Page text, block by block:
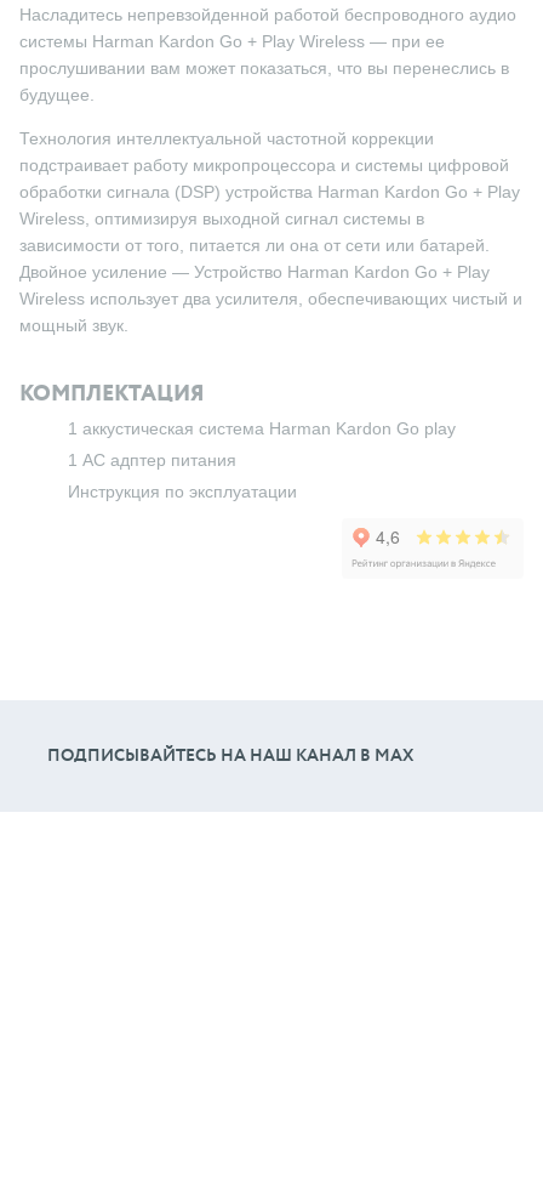
Насладитесь непревзойденной работой беспроводного аудио
системы Harman Kardon Go + Play Wireless — при ее
прослушивании вам может показаться, что вы перенеслись в
будущее.
Технология интеллектуальной частотной коррекции
подстраивает работу микропроцессора и системы цифровой
обработки сигнала (DSP) устройства Harman Kardon Go + Play
Wireless, оптимизируя выходной сигнал системы в
зависимости от того, питается ли она от сети или батарей.
Двойное усиление — Устройство Harman Kardon Go + Play
Wireless использует два усилителя, обеспечивающих чистый и
мощный звук.
КОМПЛЕКТАЦИЯ
1 аккустическая система Harman Kardon Go play
1 AC адптер питания
Инструкция по эксплуатации
ПОДПИСЫВАЙТЕСЬ НА НАШ КАНАЛ В МАХ